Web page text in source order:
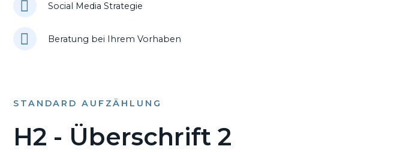
Social Media Strategie
Beratung bei Ihrem Vorhaben
STANDARD AUFZÄHLUNG
H2 - Überschrift 2